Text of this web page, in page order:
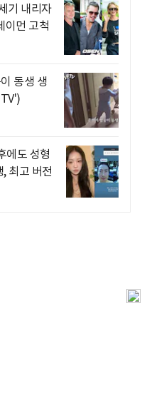
기 내리자
이먼 고척
동생 생
에도 성형
최고 버전